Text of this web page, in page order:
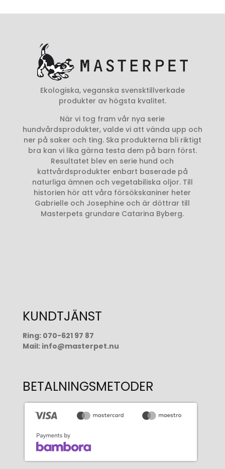
Ekologiska, veganska svensktillverkade
produkter av högsta kvalitet.
När vi tog fram vår nya serie
hundvårdsprodukter, valde vi att vända upp och
ner på saker och ting. Ska produkterna bli riktigt
bra kan vi lika gärna testa dem på barn först.
Resultatet blev en serie hund och
kattvårdsprodukter enbart baserade på
naturliga ämnen och vegetabiliska oljor. Till
historien hör att våra försökskaniner heter
Gabrielle och Josephine och är döttrar till
Masterpets grundare Catarina Byberg.
KUNDTJÄNST
Ring: 070-621 97 87
Mail: info@masterpet.nu
BETALNINGSMETODER